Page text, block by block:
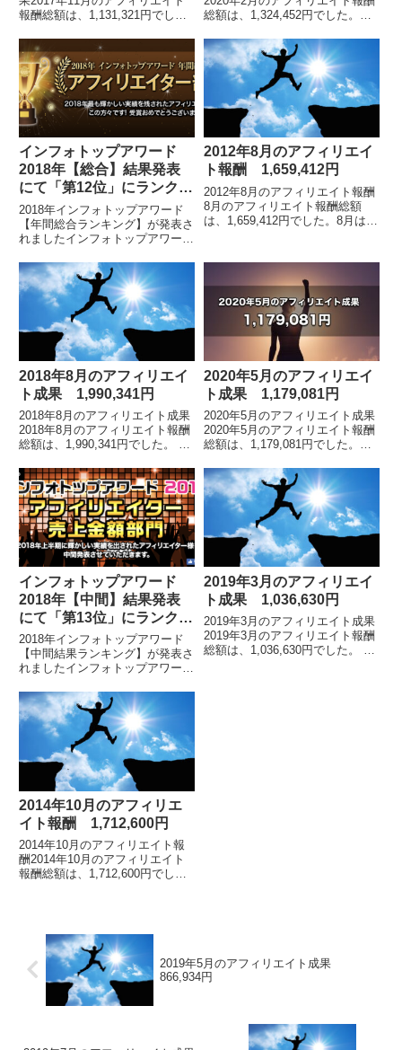
報酬総額は、1,131,321円でし
酬額の詳細はこちらアフィリエイ
ト報酬総額は、1億479万円アフ
ィリ...
総額は、1,324,452円でした。
ォトップ管理画面のフォーマット
が変わりました。アフィリエイト
報...
インフォトップアワード
2018年【総合】結果発表
にて「第12位」にランクイ
ン
2018年インフォトップアワード
【年間総合ランキング】が発表さ
れましたインフォトップアワード
が発表されました。私は「アフィ
リエイター部門」において第12
位にランクインを...
2012年8月のアフィリエイ
ト報酬 1,659,412円
2012年8月のアフィリエイト報酬
8月のアフィリエイト報酬総額
は、1,659,412円でした。8月は、
の売上です。拡大画像です。8月
2018年8月のアフィリエイ
ト成果 1,990,341円
2018年8月のアフィリエイト成果
2018年8月のアフィリエイト報酬
総額は、1,990,341円でした。 各
細はこちらアフィリエイト報酬総
額は、1億1903万円アフィリエ...
2020年5月のアフィリエイ
ト成果 1,179,081円
2020年5月のアフィリエイト成果
2020年5月のアフィリエイト報酬
総額は、1,179,081円でした。
ォトップ管理画面のフォーマット
が変わりました。アフィリエイト
報...
インフォトップアワード
2018年【中間】結果発表
にて「第13位」にランクイ
ン
2018年インフォトップアワード
【中間結果ランキング】が発表さ
れましたインフォトップアワード
表されました。私は「売上部門」
において第13位にランクインを
しました。 イン...
2019年3月のアフィリエイ
ト成果 1,036,630円
2019年3月のアフィリエイト成果
2019年3月のアフィリエイト報酬
総額は、1,036,630円でした。 各
2014年10月のアフィリエ
イト報酬 1,712,600円
2014年10月のアフィリエイト報
酬2014年10月のアフィリエイト
報酬総額は、1,712,600円でし
2019年5月のアフィリエイト成果
866,934円